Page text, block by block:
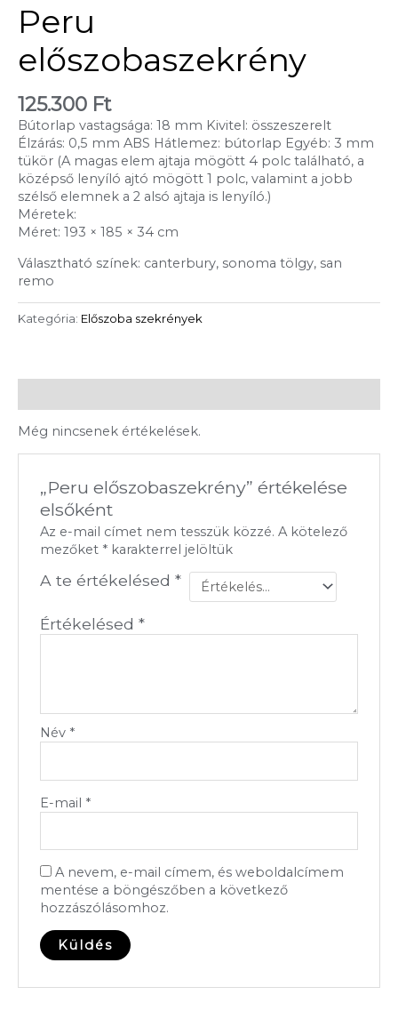
Peru
előszobaszekrény
125.300 Ft
Bútorlap vastagsága: 18 mm Kivitel: összeszerelt
Élzárás: 0,5 mm ABS Hátlemez: bútorlap Egyéb: 3 mm
tükör (A magas elem ajtaja mögött 4 polc található, a
középső lenyíló ajtó mögött 1 polc, valamint a jobb
szélső elemnek a 2 alsó ajtaja is lenyíló.)
Méretek:
Méret: 193 × 185 × 34 cm
Választható színek: canterbury, sonoma tölgy, san
remo
Kategória: Előszoba szekrények
Még nincsenek értékelések.
„Peru előszobaszekrény” értékelése
elsőként
Az e-mail címet nem tesszük közzé. A kötelező
mezőket * karakterrel jelöltük
A te értékelésed*
Értékelésed*
Név *
E-mail *
A nevem, e-mail címem, és weboldalcímem
mentése a böngészőben a következő
hozzászólásomhoz.